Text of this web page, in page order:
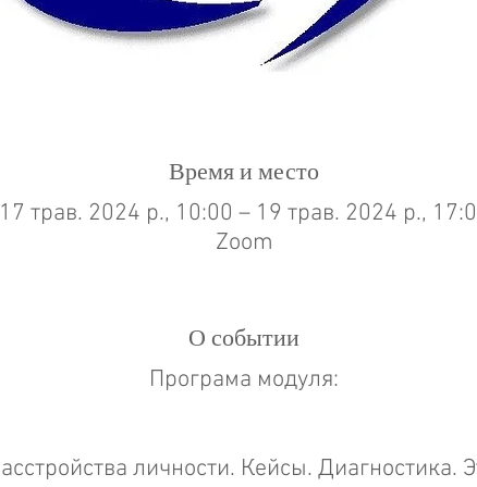
Время и место
трав. 2024 р., 10:00 – 19 трав. 2024 р.,
Zoom
О событии
Програма модуля:
личности. Кейсы. Диагностика.